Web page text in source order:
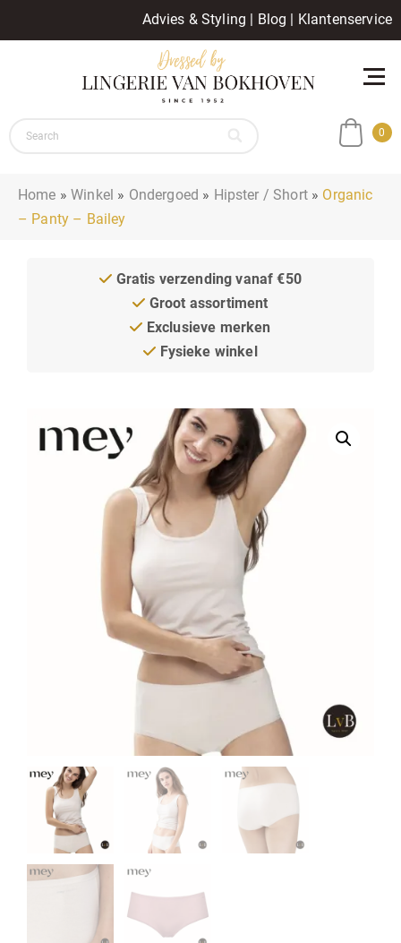
Advies & Styling | Blog | Klantenservice
0
Home »Winkel » Ondergoed » Hipster / Short» Organic
– Panty – Bailey
Gratis verzending vanaf €50
Groot assortiment
Exclusieve merken
Fysieke winkel